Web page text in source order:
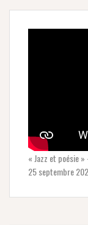
« Jazz et poésie
25 septembre